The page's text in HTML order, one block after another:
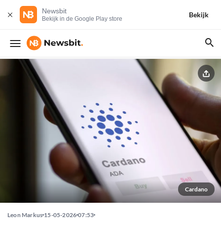
Newsbit
Bekijk in de Google Play store
Bekijk
Cardano
Leon Markus 15-05-2026 07:53